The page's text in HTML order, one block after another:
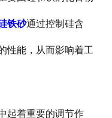
铁砂通过控制硅含
性能，从而影响着工
起着重要的调节作